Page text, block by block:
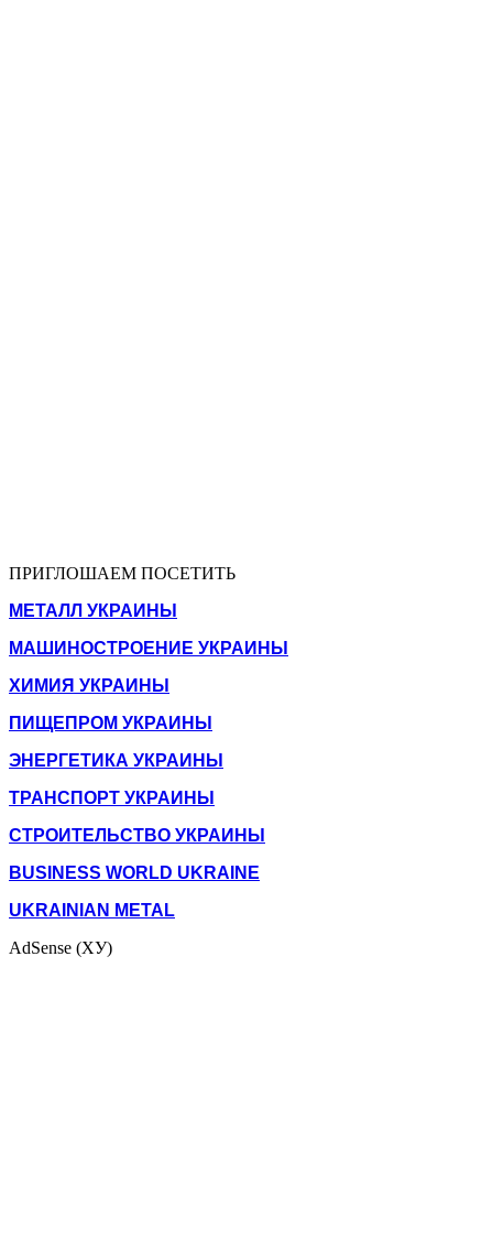
ПРИГЛОШАЕМ ПОСЕТИТЬ
МЕТАЛЛ УКРАИНЫ
МАШИНОСТРОЕНИЕ УКРАИНЫ
ХИМИЯ УКРАИНЫ
ПИЩЕПРОМ УКРАИНЫ
ЭНЕРГЕТИКА УКРАИНЫ
ТРАНСПОРТ УКРАИНЫ
СТРОИТЕЛЬСТВО УКРАИНЫ
BUSINESS WORLD UKRAINE
UKRAINIAN METAL
AdSense (ХУ)